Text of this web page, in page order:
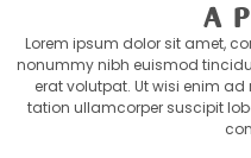
A
Lorem ipsum dolor sit amet,
nonummy nibh euismod
erat volutpat. Ut wisi enim
tation ullamcorper suscipit